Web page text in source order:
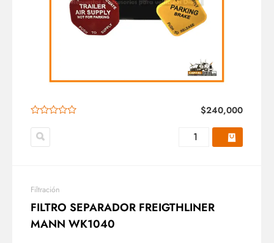
$240,000
Filtración
FILTRO SEPARADOR FREIGTHLINER
MANN WK1040